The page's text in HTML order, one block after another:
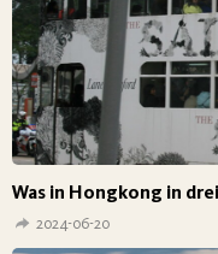
Was in Hongkong in
2024-06-20